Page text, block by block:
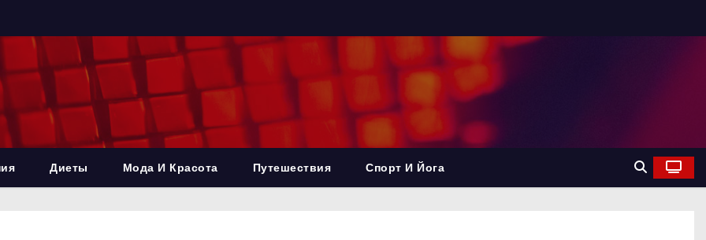
Диеты Мода И Красота Путешествия Спорт И Йога